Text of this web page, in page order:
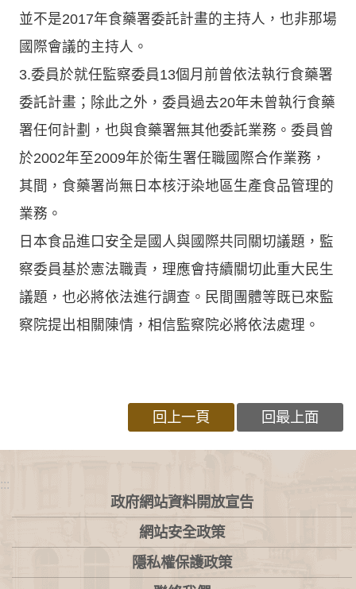
並不是2017年食藥署委託計畫的主持人，也非那場
國際會議的主持人。
3.委員於就任監察委員13個月前曾依法執行食藥署
委託計畫；除此之外，委員過去20年未曾執行食藥
署任何計劃，也與食藥署無其他委託業務。委員曾
於2002年至2009年於衛生署任職國際合作業務，
其間，食藥署尚無日本核汙染地區生產食品管理的
業務。
日本食品進口安全是國人與國際共同關切議題，監
察委員基於憲法職責，理應會持續關切此重大民生
議題，也必將依法進行調查。民間團體等既已來監
察院提出相關陳情，相信監察院必將依法處理。
回上一頁 回最上面
:::
政府網站資料開放宣告
網站安全政策
隱私權保護政策